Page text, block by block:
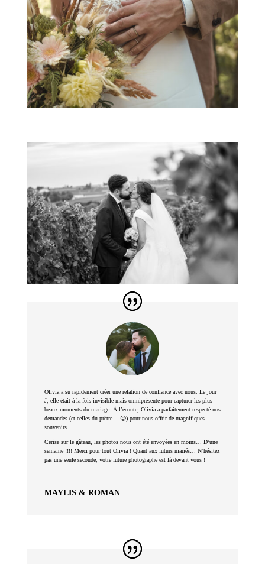
Olivia a su rapidement créer une relation de confiance avec nous. Le jour
J, elle était à la fois invisible mais omniprésente pour capturer les plus
beaux moments du mariage. À l’écoute, Olivia a parfaitement respecté nos
demandes (et celles du prêtre… 😉) pour nous offrir de magnifiques
souvenirs…
Cerise sur le gâteau, les photos nous ont été envoyées en moins… D’une
semaine !!!! Merci pour tout Olivia ! Quant aux futurs mariés… N’hésitez
pas une seule seconde, votre future photographe est là devant vous !
MAYLIS & ROMAN